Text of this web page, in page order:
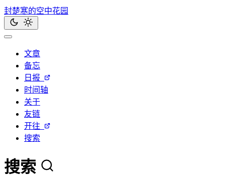
封楚寒的空中花园
文章
备忘
日报
时间轴
关于
友链
开往
搜索
搜索